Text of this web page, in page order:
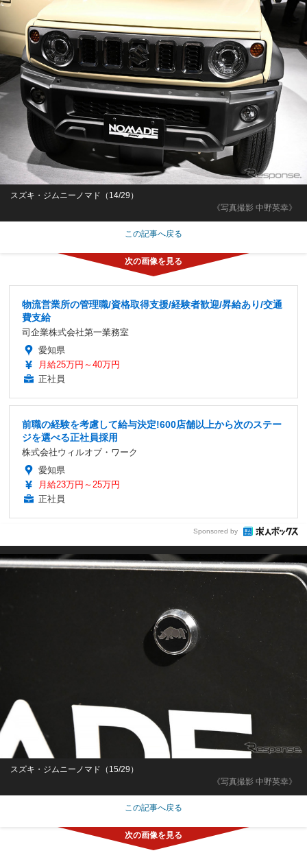
《写真撮影 中野英幸》
スズキ・ジムニーノマド（14/29）
この記事へ戻る
物流営業所の管理職/資格取得支援/経験者歓迎/昇給あり/交通
費支給
司企業株式会社第一業務室
愛知県
月給25万円～40万円
正社員
前職の経験を考慮して給与決定!600店舗以上から次のステー
ジを選べる正社員採用
株式会社ウィルオブ・ワーク
愛知県
月給23万円～25万円
正社員
Sponsored by
《写真撮影 中野英幸》
スズキ・ジムニーノマド（15/29）
この記事へ戻る